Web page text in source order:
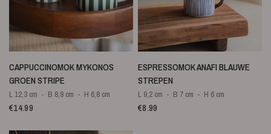
SNELLE WEERGAVE
CAPPUCCINOMOK MYKONOS
GROEN STRIPE
L 12,3 cm B 8,8 cm H 6,8 cm
€14.99
SNELLE WEERGAVE
ESPRESSOMOK ANAFI BLAUWE
STREPEN
L 9,2 cm B 7 cm H 6 cm
€8.99